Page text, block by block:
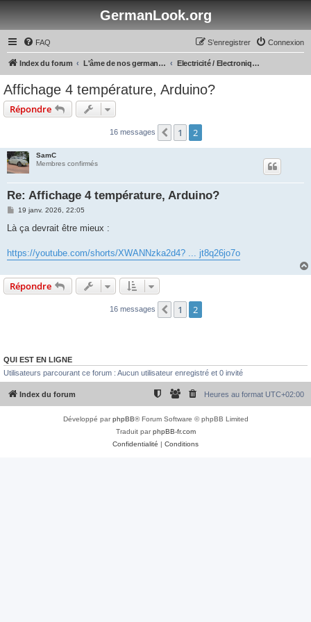
GermanLook.org
FAQ Connexion
S’enregistrer
Index du forum L'âme de nos germans :: Forum technique Electricité / Electronique
Affichage 4 température, Arduino?
Répondre
16 messages Précédente
1 2
SamC
Membres confirmés
Re: Affichage 4 température, Arduino?
M
s
g
e
19 janv. 2026, 22:05
Là ça devrait être mieux :
https://youtube.com/shorts/XWANNzka2d4? ... jt8q26jo7o
Répondre
16 messages Précédente
1 2
QUI EST EN LIGNE
Utilisateurs parcourant ce forum : Aucun utilisateur enregistré et 0 invité
Index du forum Heures au format UTC+02:00
Développé parphpBB® Forum Software © phpBB Limited
Traduit parphpBB-fr.com
Confidentialité | Conditions